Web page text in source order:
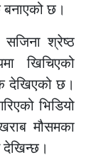
बनाएको छ।
सजिना श्रेष्ठ
खिचिएको
देखिएको छ।
भिडियो
मौसमका
देखिन्छ।